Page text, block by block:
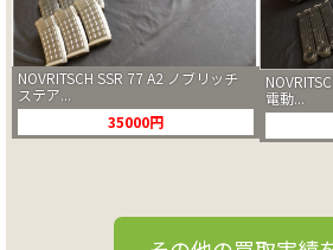
NOVRITSCH SSR 77 A2 ノブリッチ
ステア...
35000円
電動...